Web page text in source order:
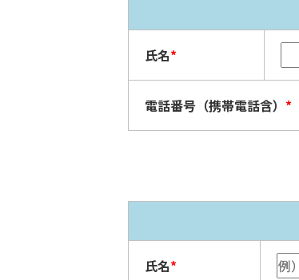
氏名*
電話番号（携帯電話含） *
氏名*